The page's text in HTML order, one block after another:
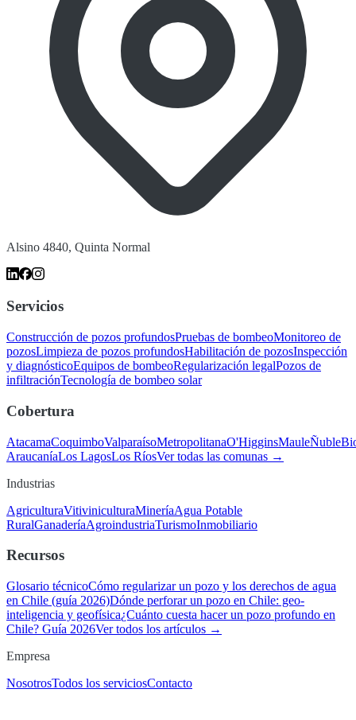
Alsino 4840, Quinta Normal
Servicios
Construcción de pozos profundosPruebas de bombeoMonitoreo de
pozosLimpieza de pozos profundosHabilitación de pozosInspección
y diagnósticoEquipos de bombeoRegularización legalPozos de
infiltraciónTecnología de bombeo solar
Cobertura
AtacamaCoquimboValparaísoMetropolitanaO'HigginsMauleÑuble
AraucaníaLos LagosLos RíosVer todas las comunas →
Industrias
AgriculturaVitiviniculturaMineríaAgua Potable
RuralGanaderíaAgroindustriaTurismoInmobiliario
Recursos
Glosario técnicoCómo regularizar un pozo y los derechos de agua
en Chile (guía 2026)Dónde perforar un pozo en Chile: geo-
inteligencia y geofísica¿Cuánto cuesta hacer un pozo profundo en
Chile? Guía 2026Ver todos los artículos →
Empresa
NosotrosTodos los serviciosContacto